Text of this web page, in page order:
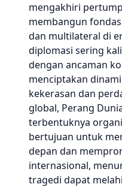
mengakhiri
membangun
dan multilateral di
diplomasi sering
dengan ancaman
menciptakan
kekerasan dan
global, Perang
terbentuknya
bertujuan untuk
depan dan
internasional,
tragedi dapat